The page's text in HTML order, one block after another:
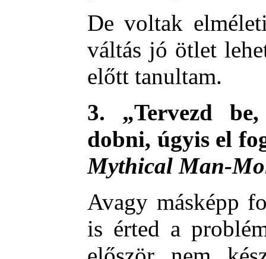
De voltak
váltás jó ötlet
előtt tanultam.
3. „Tervezd
dobni, úgyis el
Mythical Man-
Avagy másképp
is érted a